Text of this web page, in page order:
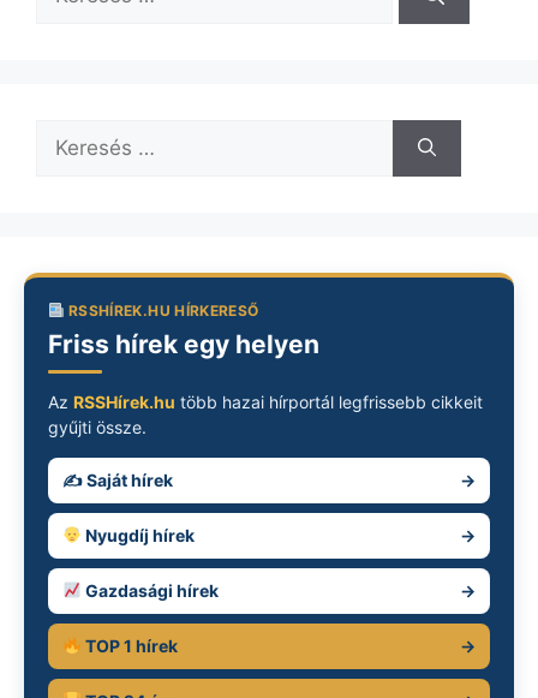
Keresés:
RSSHÍREK.HU HÍRKERESŐ
Friss hírek egy helyen
Az RSSHírek.hu több hazai hírportál legfrissebb cikkeit
gyűjti össze.
✍️ Saját hírek →
Nyugdíj hírek →
Gazdasági hírek →
TOP 1 hírek →